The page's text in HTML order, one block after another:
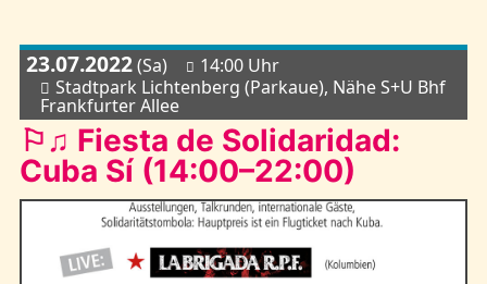
23.07.2022(Sa)
14:00 Uhr
Stadtpark Lichtenberg (Parkaue), Nähe S+U Bhf
Frankfurter Allee
⚐♫ Fiesta de Solidaridad:
Cuba Sí (14:00–22:00)